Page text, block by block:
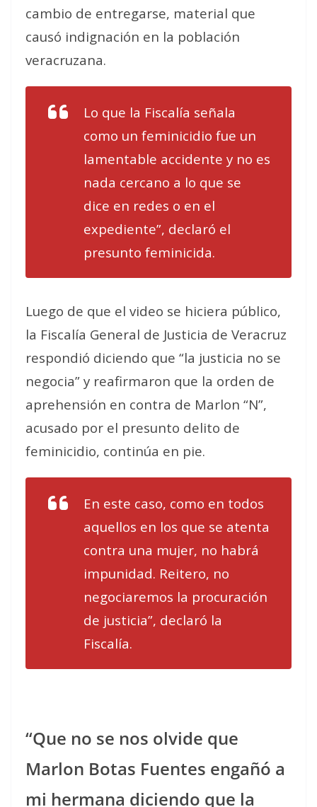
cambio de entregarse, material que
causó indignación en la población
veracruzana.
Lo que la Fiscalía señala
como un feminicidio fue un
lamentable accidente y no es
nada cercano a lo que se
dice en redes o en el
expediente”, declaró el
presunto feminicida.
Luego de que el video se hiciera público,
la Fiscalía General de Justicia de Veracruz
respondió diciendo que “la justicia no se
negocia” y reafirmaron que la orden de
aprehensión en contra de Marlon “N”,
acusado por el presunto delito de
feminicidio, continúa en pie.
En este caso, como en todos
aquellos en los que se atenta
contra una mujer, no habrá
impunidad. Reitero, no
negociaremos la procuración
de justicia”, declaró la
Fiscalía.
“Que no se nos olvide que
Marlon Botas Fuentes engañó a
mi hermana diciendo que la